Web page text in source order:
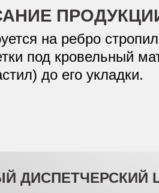
на ребро
под кровельный
до его укладки.
ДИСПЕТЧЕРСКИЙ